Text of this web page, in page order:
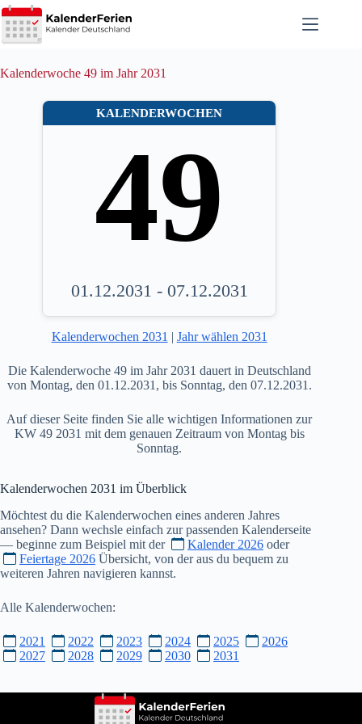
Zum
Inhalt
springen
Kalenderwoche 49 im Jahr 2031
KALENDERWOCHEN
49
01.12.2031 - 07.12.2031
Kalenderwochen 2031 | Jahr wählen 2031
Die Kalenderwoche 49 im Jahr 2031 dauert in Deutschland
von Montag, den 01.12.2031, bis Sonntag, den 07.12.2031.
Auf dieser Seite finden Sie alle wichtigen Informationen zur
KW 49 2031 mit dem genauen Zeitraum von Montag bis
Sonntag.
Kalenderwochen 2031 im Überblick
Möchtest du die Kalenderwochen eines anderen Jahres
ansehen? Dann wechsle einfach zur passenden Kalenderseite
— beginne zum Beispiel mit der
Kalender 2026 oder
Feiertage 2026 Übersicht, von der aus du bequem zu
weiteren Jahren navigieren kannst.
Alle Kalenderwochen:
2021 2022 2023 2024 2025
2026
2027
2028 2029 2030 2031